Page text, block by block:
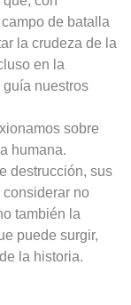
de batalla
la crudeza de la
en la
nuestros
sobre
humana.
destrucción, sus
no
también la
puede surgir,
la historia.